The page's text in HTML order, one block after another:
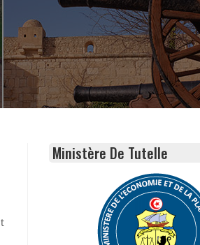
Ministère De Tutelle